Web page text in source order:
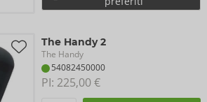
The Handy 2
The Handy
54082450000
PI: 225,00 €